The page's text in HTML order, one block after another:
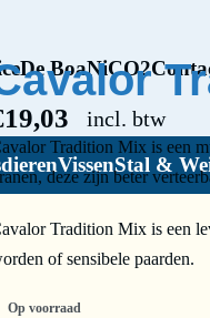
De BoaNiCO2
VissenStal &
19,03 incl. btw
Tradition Mix is een
deze zijn beter
Tradition Mix is een
of sensibele paarden.
Op voorraad